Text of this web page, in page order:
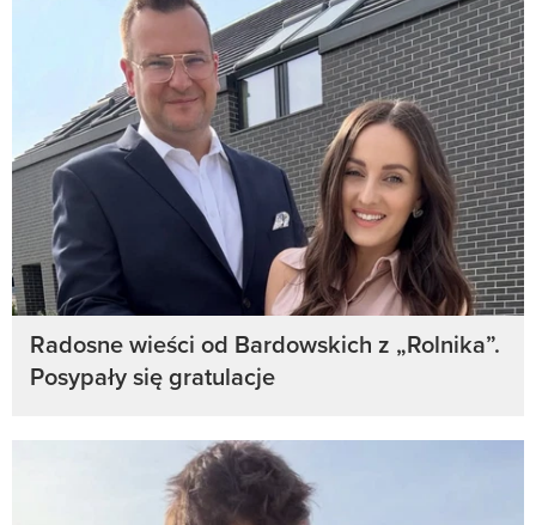
Radosne wieści od Bardowskich z „Rolnika”.
Posypały się gratulacje